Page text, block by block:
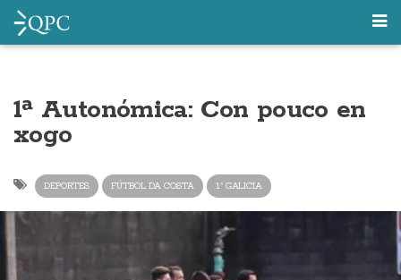
1ª Autonómica: Con pouco en
xogo
DEPORTES FÚTBOL DA COSTA 1ª GALICIA